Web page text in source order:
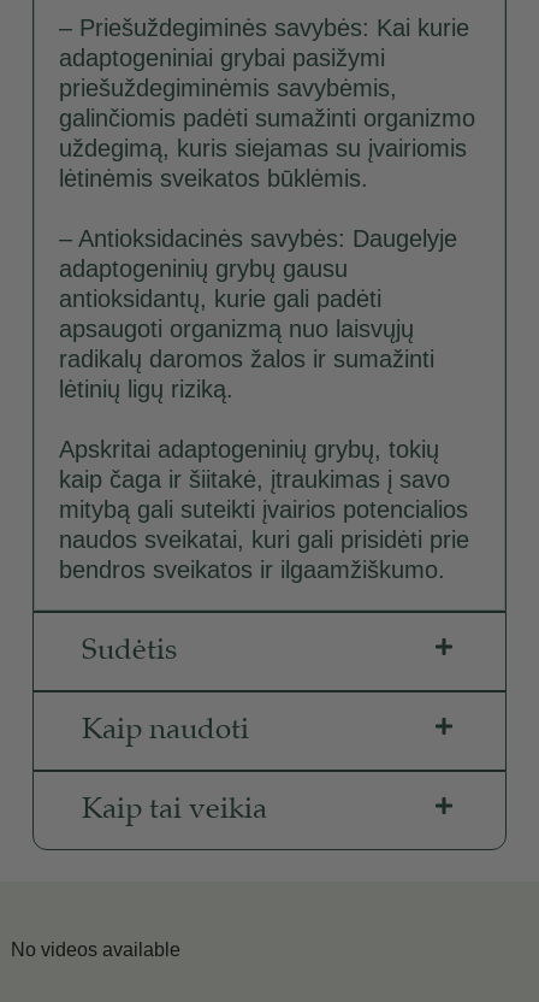
– Priešuždegiminės savybės: Kai kurie
adaptogeniniai grybai pasižymi
priešuždegiminėmis savybėmis,
galinčiomis padėti sumažinti organizmo
uždegimą, kuris siejamas su įvairiomis
lėtinėmis sveikatos būklėmis.
– Antioksidacinės savybės: Daugelyje
adaptogeninių grybų gausu
antioksidantų, kurie gali padėti
apsaugoti organizmą nuo laisvųjų
radikalų daromos žalos ir sumažinti
lėtinių ligų riziką.
Apskritai adaptogeninių grybų, tokių
kaip čaga ir šiitakė, įtraukimas į savo
mitybą gali suteikti įvairios potencialios
naudos sveikatai, kuri gali prisidėti prie
bendros sveikatos ir ilgaamžiškumo.
Sudėtis
Kaip naudoti
Kaip tai veikia
No videos available